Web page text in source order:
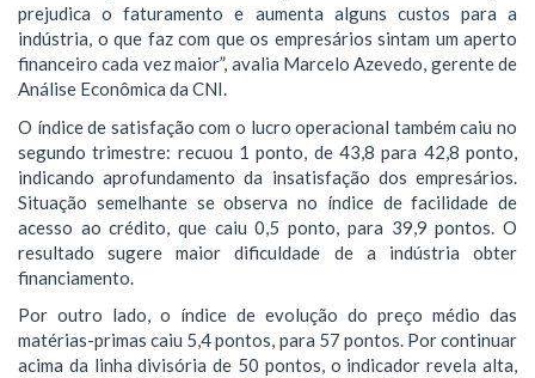
prejudica o faturamento e aumenta alguns custos para a
indústria, o que faz com que os empresários sintam um aperto
financeiro cada vez maior”, avalia Marcelo Azevedo, gerente de
Análise Econômica da CNI.
O índice de satisfação com o lucro operacional também caiu no
segundo trimestre: recuou 1 ponto, de 43,8 para 42,8 ponto,
indicando aprofundamento da insatisfação dos empresários.
Situação semelhante se observa no índice de facilidade de
acesso ao crédito, que caiu 0,5 ponto, para 39,9 pontos. O
resultado sugere maior dificuldade de a indústria obter
financiamento.
Por outro lado, o índice de evolução do preço médio das
matérias-primas caiu 5,4 pontos, para 57 pontos. Por continuar
acima da linha divisória de 50 pontos, o indicador revela alta,